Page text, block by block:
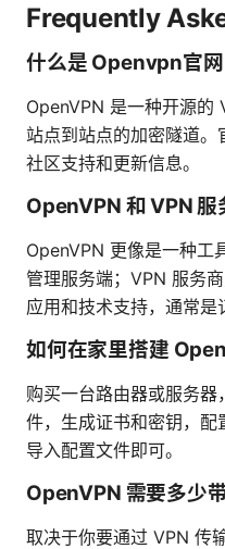
Frequently
什么是 Openvpn官网
OpenVPN 是一种开源的
站点到站点的加密隧道。
社区支持和更新信息。
OpenVPN 和 VPN 服
OpenVPN 更像是一种工
管理服务端；VPN 服务
应用和技术支持，通常是
如何在家里搭建
购买一台路由器或服务
件，生成证书和密钥，
导入配置文件即可。
OpenVPN 需要多少
取决于你要通过 VPN 传